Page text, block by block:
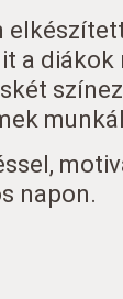
a
napon.